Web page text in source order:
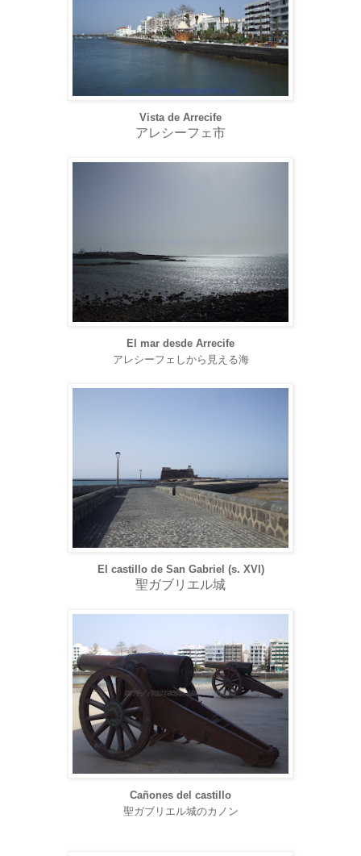
Vista de Arrecife
アレシーフェ市
El mar desde Arrecife
アレシーフェしから見える海
El castillo de San Gabriel (s. XVI)
聖ガブリエル城
Cañones del castillo
聖ガブリエル城のカノン